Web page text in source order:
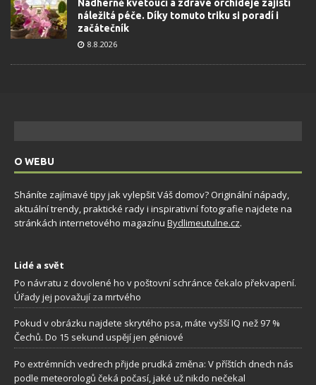
Nádherně kvetoucí a zdravé orchideje zajistí
náležitá péče. Díky tomuto triku si poradí i
začátečník
8.8.2026
O WEBU
Sháníte zajímavé tipy jak vylepšit Váš domov? Originální nápady,
aktuální trendy, praktické rady i inspirativní fotografie najdete na
stránkách internetového magazínu Bydlimeutulne.cz.
Lidé a svět
Po návratu z dovolené ho v poštovní schránce čekalo překvapení.
Úřady jej považují za mrtvého
Pokud v obrázku najdete skrytého psa, máte vyšší IQ než 97 %
Čechů. Do 15 sekund uspějí jen géniové
Po extrémních vedrech přijde prudká změna: V příštích dnech nás
podle meteorologů čeká počasí, jaké už nikdo nečekal